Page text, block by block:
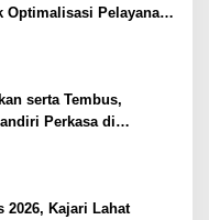
Optimalisasi Pelayanan
serta Tembus,
Perkasa di
2026, Kajari Lahat